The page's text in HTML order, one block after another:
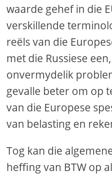
waarde gehef in die
verskillende
reëls van die
met die Russiese
onvermydelik
gevalle beter om op
van die Europese
van belasting en
Tog kan die
heffing van BTW op